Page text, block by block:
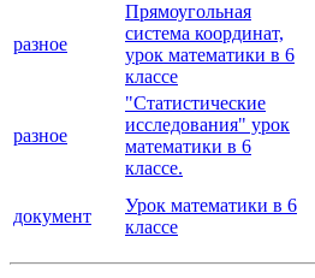
разное
Прямоугольная
система координат,
урок математики в 6
классе
разное
"Статистические
исследования" урок
математики в 6
классе.
документ
Урок математики в 6
классе